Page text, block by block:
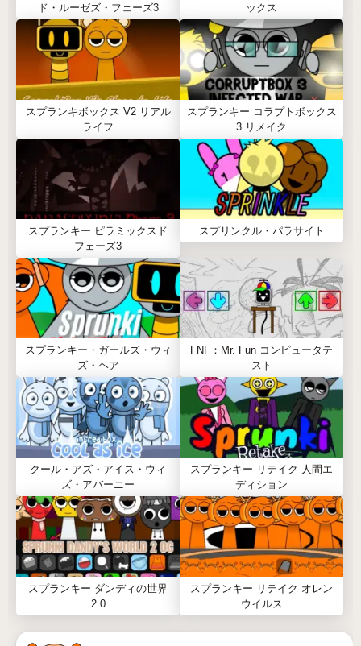
ド・ルーゼズ・フェーズ3
ックス
スプランキボックス V2 リアル
ライフ
スプランキー コラプトボックス
3 リメイク
スプランキー ピラミックスド
フェーズ3
スプリンクル・パラサイト
スプランキー・ガールズ・ウィ
ズ・ヘア
FNF：Mr. Fun コンピュータテ
スト
クール・アズ・アイス・ウィ
ズ・アバーニー
スプランキー リテイク 人間エ
ディション
スプランキー ダンディの世界
2.0
スプランキー リテイク オレン
ウイルス